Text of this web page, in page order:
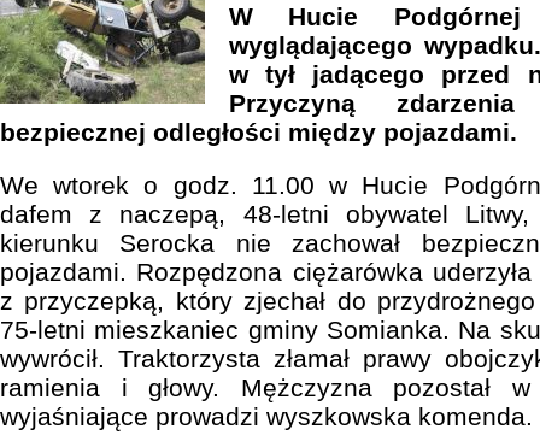
W Hucie
wyglądającego
w tył jadącego przed
Przyczyną
bezpiecznej odległości między pojazdami.
We wtorek o godz. 11.00 w Hucie
dafem z naczepą, 48-letni obywatel
kierunku Serocka nie zachował
pojazdami. Rozpędzona ciężarówka
z przyczepką, który zjechał do
75-letni mieszkaniec gminy Somianka. Na
wywrócił. Traktorzysta złamał prawy
ramienia i głowy. Mężczyzna pozostał
wyjaśniające prowadzi wyszkowska komenda.